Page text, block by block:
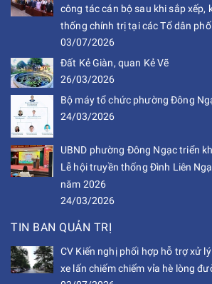
công tác cán bộ sau khi sắp xếp,
thống chính trị tại các Tổ dân phố
03/07/2026
Đất Kẻ Giàn, quan Kẻ Vẽ
26/03/2026
Bộ máy tổ chức phường Đông
24/03/2026
UBND phường Đông Ngạc triển
Lễ hội truyền thống Đình Liên
năm 2026
24/03/2026
TIN BAN QUẢN TRỊ
CV Kiến nghị phối hợp hỗ trợ xử
xe lấn chiếm chiếm vỉa hè lòng